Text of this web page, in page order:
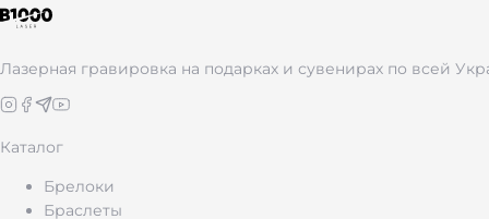
Лазерная гравировка на подарках и сувенирах по всей
Каталог
Брелоки
Браслеты